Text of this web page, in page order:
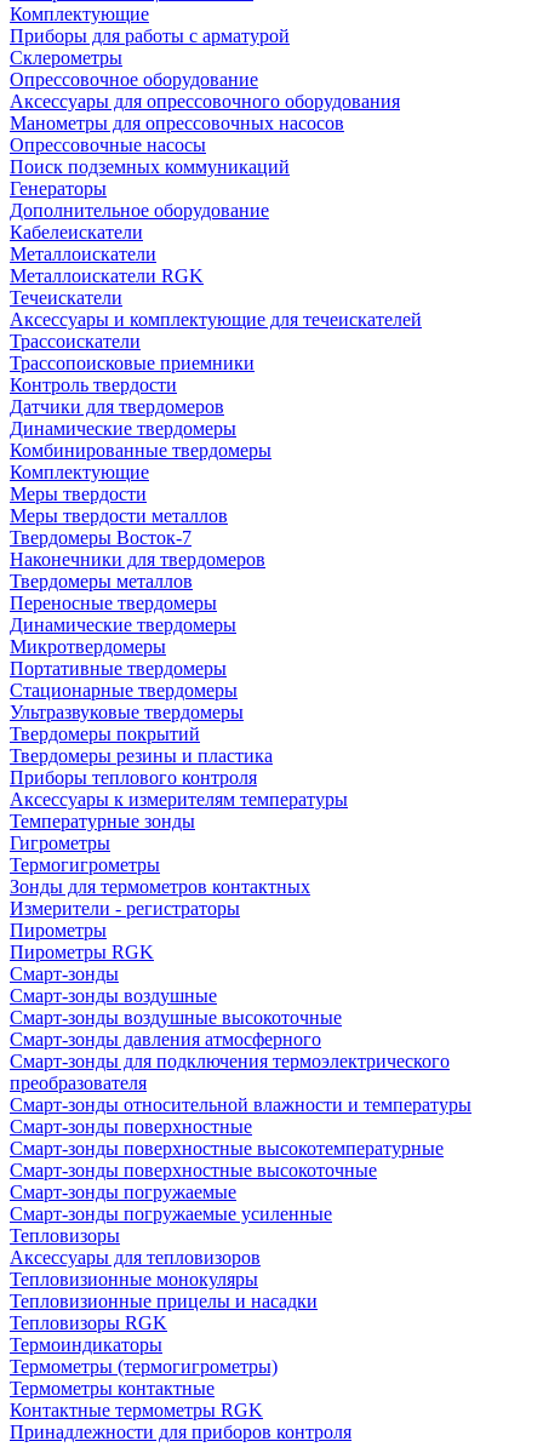
Комплектующие
Приборы для работы с арматурой
Склерометры
Опрессовочное оборудование
Аксессуары для опрессовочного оборудования
Манометры для опрессовочных насосов
Опрессовочные насосы
Поиск подземных коммуникаций
Генераторы
Дополнительное оборудование
Кабелеискатели
Металлоискатели
Металлоискатели RGK
Течеискатели
Аксессуары и комплектующие для течеискателей
Трассоискатели
Трассопоисковые приемники
Контроль твердости
Датчики для твердомеров
Динамические твердомеры
Комбинированные твердомеры
Комплектующие
Меры твердости
Меры твердости металлов
Твердомеры Восток-7
Наконечники для твердомеров
Твердомеры металлов
Переносные твердомеры
Динамические твердомеры
Микротвердомеры
Портативные твердомеры
Стационарные твердомеры
Ультразвуковые твердомеры
Твердомеры покрытий
Твердомеры резины и пластика
Приборы теплового контроля
Аксессуары к измерителям температуры
Температурные зонды
Гигрометры
Термогигрометры
Зонды для термометров контактных
Измерители - регистраторы
Пирометры
Пирометры RGK
Смарт-зонды
Смарт-зонды воздушные
Смарт-зонды воздушные высокоточные
Смарт-зонды давления атмосферного
Смарт-зонды для подключения термоэлектрического
преобразователя
Смарт-зонды относительной влажности и температуры
Смарт-зонды поверхностные
Смарт-зонды поверхностные высокотемпературные
Смарт-зонды поверхностные высокоточные
Смарт-зонды погружаемые
Смарт-зонды погружаемые усиленные
Тепловизоры
Аксессуары для тепловизоров
Тепловизионные монокуляры
Тепловизионные прицелы и насадки
Тепловизоры RGK
Термоиндикаторы
Термометры (термогигрометры)
Термометры контактные
Контактные термометры RGK
Принадлежности для приборов контроля